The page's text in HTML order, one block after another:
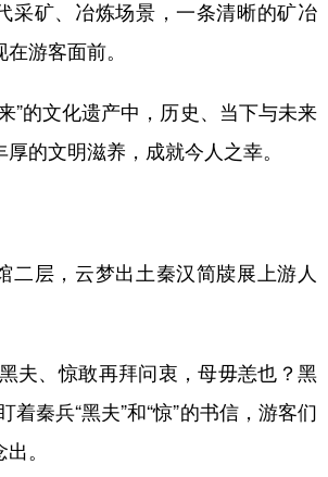
采矿、冶炼场景，一条清晰的矿冶
游客面前。
的文化遗产中，历史、当下与未来
的文明滋养，成就今人之幸。
层，云梦出土秦汉简牍展上游人
、惊敢再拜问衷，母毋恙也？黑
着秦兵“黑夫”和“惊”的书信，游客们
。